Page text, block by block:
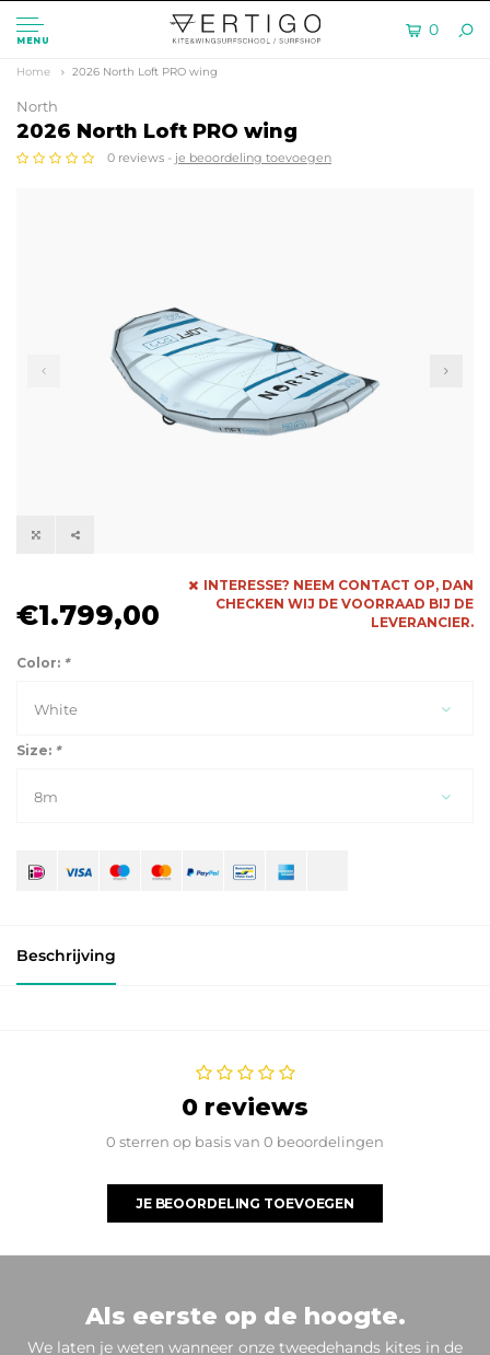
MENU
0
Home 2026 North Loft PRO wing
North
2026 North Loft PRO wing
0 reviews - je beoordeling toevoegen
€1.799,00
INTERESSE? NEEM CONTACT OP, DAN
CHECKEN WIJ DE VOORRAAD BIJ DE
LEVERANCIER.
Color: *
White
Size: *
8m
Beschrijving
0 reviews
0 sterren op basis van 0 beoordelingen
JE BEOORDELING TOEVOEGEN
Als eerste op de hoogte.
We laten je weten wanneer onze tweedehands kites in de